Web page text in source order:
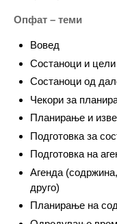
Опфат – теми
Вовед
Состаноци и цели
Состаноци од
Чекори за
Планирање и
Подготовка за
Подготовка на
Агенда
друго)
Планирање на